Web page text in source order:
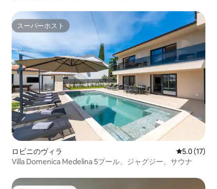
スーパーホスト
スーパーホスト
ロビニのヴィラ レビュー17
5.0 (17)
Villa Domenica Medelina 5プール、ジャグジー、サウナ